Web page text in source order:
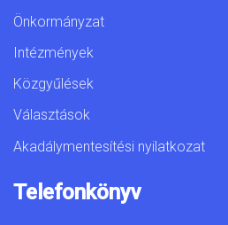
Önkormányzat
Intézmények
Közgyűlések
Választások
Akadálymentesítési nyilatkozat
Telefonkönyv